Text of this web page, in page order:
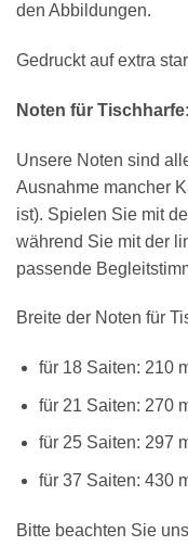
den Abbildungen.
Gedruckt auf extra
Noten für Tischharfe:
Unsere Noten sind
Ausnahme mancher
ist). Spielen Sie mit
während Sie mit der
passende
Breite der Noten für
für 18 Saiten: 210
für 21 Saiten: 270
für 25 Saiten: 297
für 37 Saiten: 430
Bitte beachten Sie